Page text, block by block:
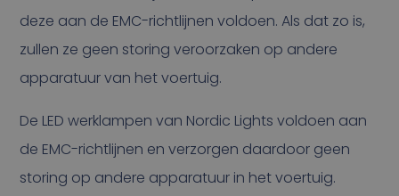
deze aan de EMC-richtlijnen voldoen. Als dat zo is,
zullen ze geen storing veroorzaken op andere
apparatuur van het voertuig.
De LED werklampen van Nordic Lights voldoen aan
de EMC-richtlijnen en verzorgen daardoor geen
storing op andere apparatuur in het voertuig.